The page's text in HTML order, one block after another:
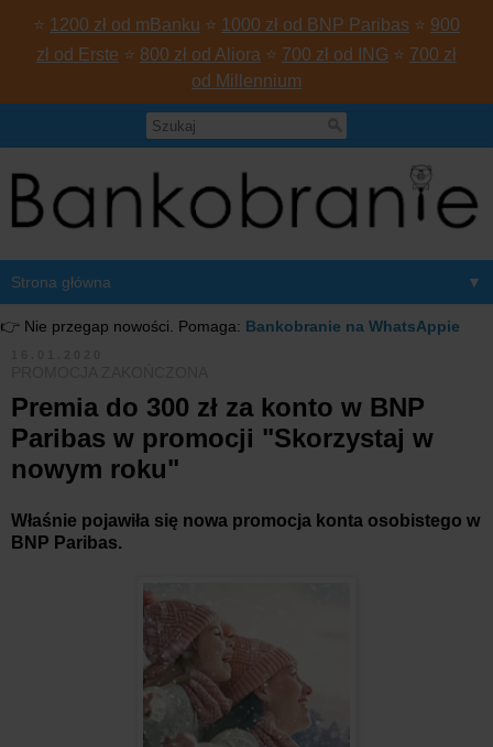
⭐ 1200 zł od mBanku ⭐ 1000 zł od BNP Paribas ⭐ 900
zł od Erste ⭐ 800 zł od Aliora ⭐ 700 zł od ING ⭐ 700 zł
od Millennium
▼
👉 Nie przegap nowości. Pomaga: Bankobranie na WhatsAppie
Premia do 300 zł za konto w BNP
Paribas w promocji "Skorzystaj w
nowym roku"
Właśnie pojawiła się nowa promocja konta osobistego w
BNP Paribas.